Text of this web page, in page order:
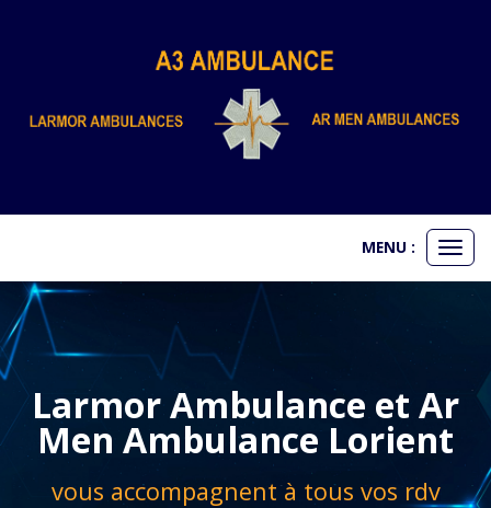
MENU :
Larmor Ambulance et Ar
Men Ambulance Lorient
vous accompagnent à tous vos rdv